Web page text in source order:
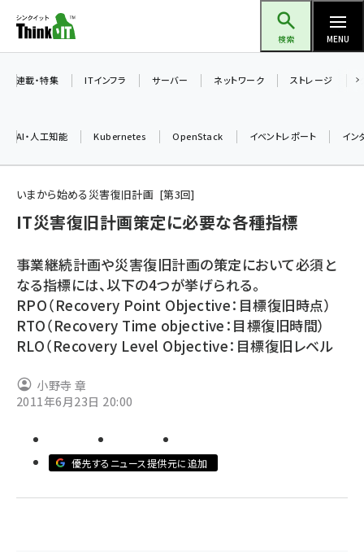
ン
ツ
検索 MENU
加藤銘のチーム貢献～仲間と築いた勝利の絆～ (2325)
北海道をのんびり旅する晴山佳須夫のヒント集！ (2047)
drupal (1963)
genai (1492)
ai crunch (1363)
連載・特集 ITインフラ サーバー ネットワーク ストレージ
AI・人工知能 Kubernetes OpenStack イベントレポート イン
いまから始める災害復旧計画 第3回
IT災害復旧計画策定に必要な各種指標
事業継続計画や災害復旧計画の策定において必須と
なる指標には、以下の4つが挙げられる。
RPO（Recovery Point Objective：目標復旧時点）
RTO（Recovery Time objective：目標復旧時間）
RLO（Recovery Level Objective：目標復旧レベル
小野寺 章
2011年6月23日 20:00
優先するニュース提供元に追加